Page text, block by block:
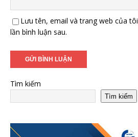
Lưu tên, email và trang web của
lần bình luận sau.
Tìm kiếm
Tìm kiếm